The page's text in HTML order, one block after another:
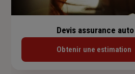
Devis assurance auto
Obtenir une estimation